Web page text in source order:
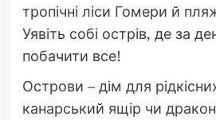
тропічні ліси Гомери й
Уявіть собі острів, де за
побачити все!
Острови – дім для
канарський ящір чи